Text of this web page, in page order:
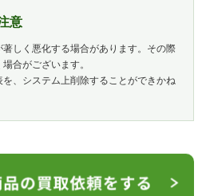
意
しく悪化する場合があります。その際
合がございます。
、システム上削除することができかね